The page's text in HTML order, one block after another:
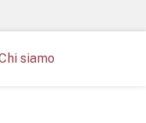
siamo